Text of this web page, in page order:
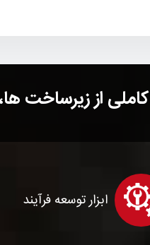
از زیرساخت ها،
ابزار توسعه فرآیند